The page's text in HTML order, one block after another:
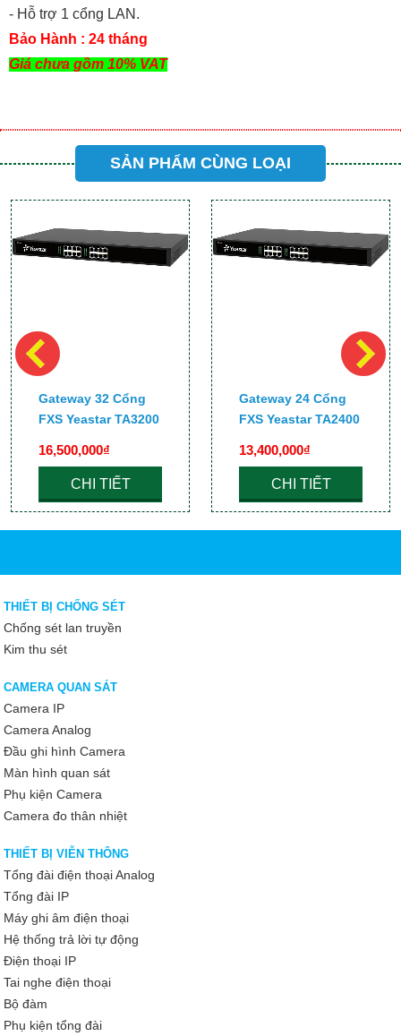
- Hỗ trợ 1 cổng LAN.
Bảo Hành : 24 tháng
Giá chưa gồm 10% VAT
SẢN PHẨM CÙNG LOẠI
Gateway 32 Cổng
FXS Yeastar TA3200
16,500,000₫
CHI TIẾT
Gateway 24 Cổng
FXS Yeastar TA2400
13,400,000₫
CHI TIẾT
THIẾT BỊ CHỐNG SÉT
Chống sét lan truyền
Kim thu sét
CAMERA QUAN SÁT
Camera IP
Camera Analog
Đầu ghi hình Camera
Màn hình quan sát
Phụ kiện Camera
Camera đo thân nhiệt
THIẾT BỊ VIỄN THÔNG
Tổng đài điện thoại Analog
Tổng đài IP
Máy ghi âm điện thoại
Hệ thống trả lời tự động
Điện thoại IP
Tai nghe điện thoại
Bộ đàm
Phụ kiện tổng đài